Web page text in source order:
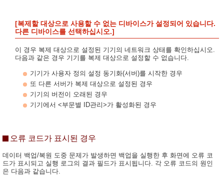
[복제할 대상으로 사용할 수 없는 디바이스가 설정되어 있습니다.
다른 디바이스를 선택하십시오.]
이 경우 복제 대상으로 설정된 기기의 네트워크 상태를 확인하십시오.
다음과 같은 경우 기기를 복제 대상으로 설정할 수 없습니다.
기기가 사용자 정의 설정 동기화(서버)를 시작한 경우
또 다른 서버가 복제 대상으로 설정된 경우
기기의 버전이 오래된 경우
기기에서 <부문별 ID관리>가 활성화된 경우
오류 코드가 표시된 경우
데이터 백업/복원 도중 문제가 발생하면 백업을 실행한 후 화면에 오류 코
드가 표시되고 실행 로그의 결과 필드가 표시됩니다. 각 오류 코드의 원인
은 다음과 같습니다.